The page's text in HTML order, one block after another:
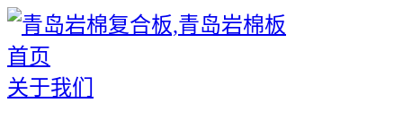
首页
关于我们